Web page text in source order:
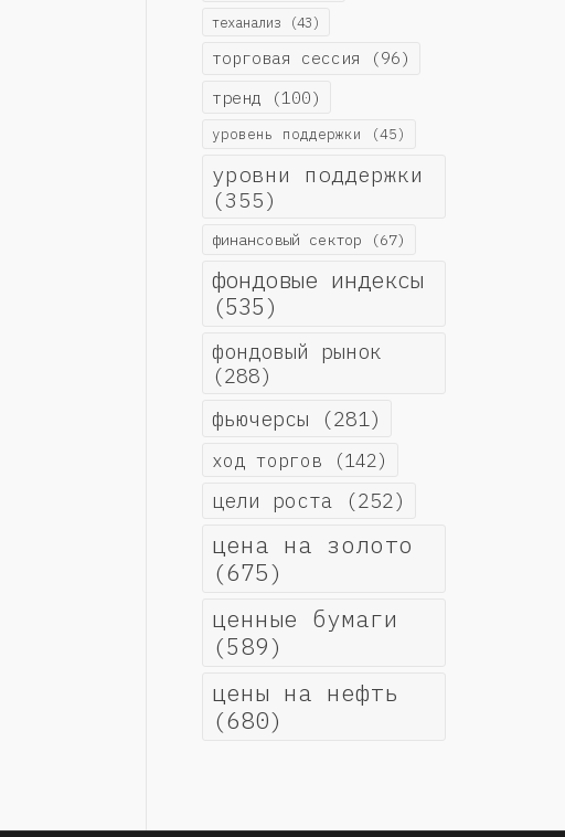
теханализ (43)
торговая сессия (96)
тренд (100)
уровень поддержки (45)
уровни поддержки
(355)
финансовый сектор (67)
фондовые индексы
(535)
фондовый рынок
(288)
фьючерсы (281)
ход торгов (142)
цели роста (252)
цена на золото
(675)
ценные бумаги
(589)
цены на нефть
(680)